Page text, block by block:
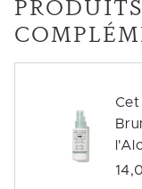
PRODUITS